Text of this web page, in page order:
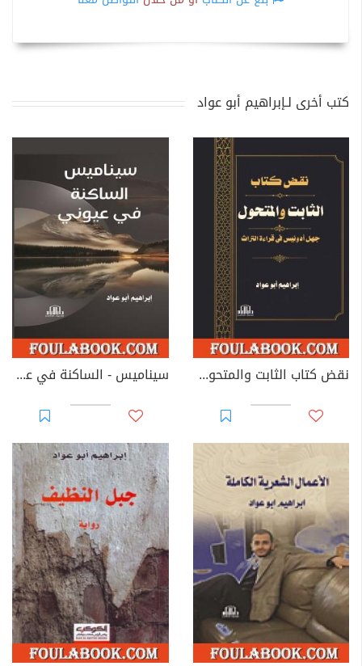
كتب أخرى لـإبراهيم أبو عواد
نقض كتاب الثابت والمتحول: جهل أدونيس في قراءة التراث سيناميس - الساكنة في عيوني